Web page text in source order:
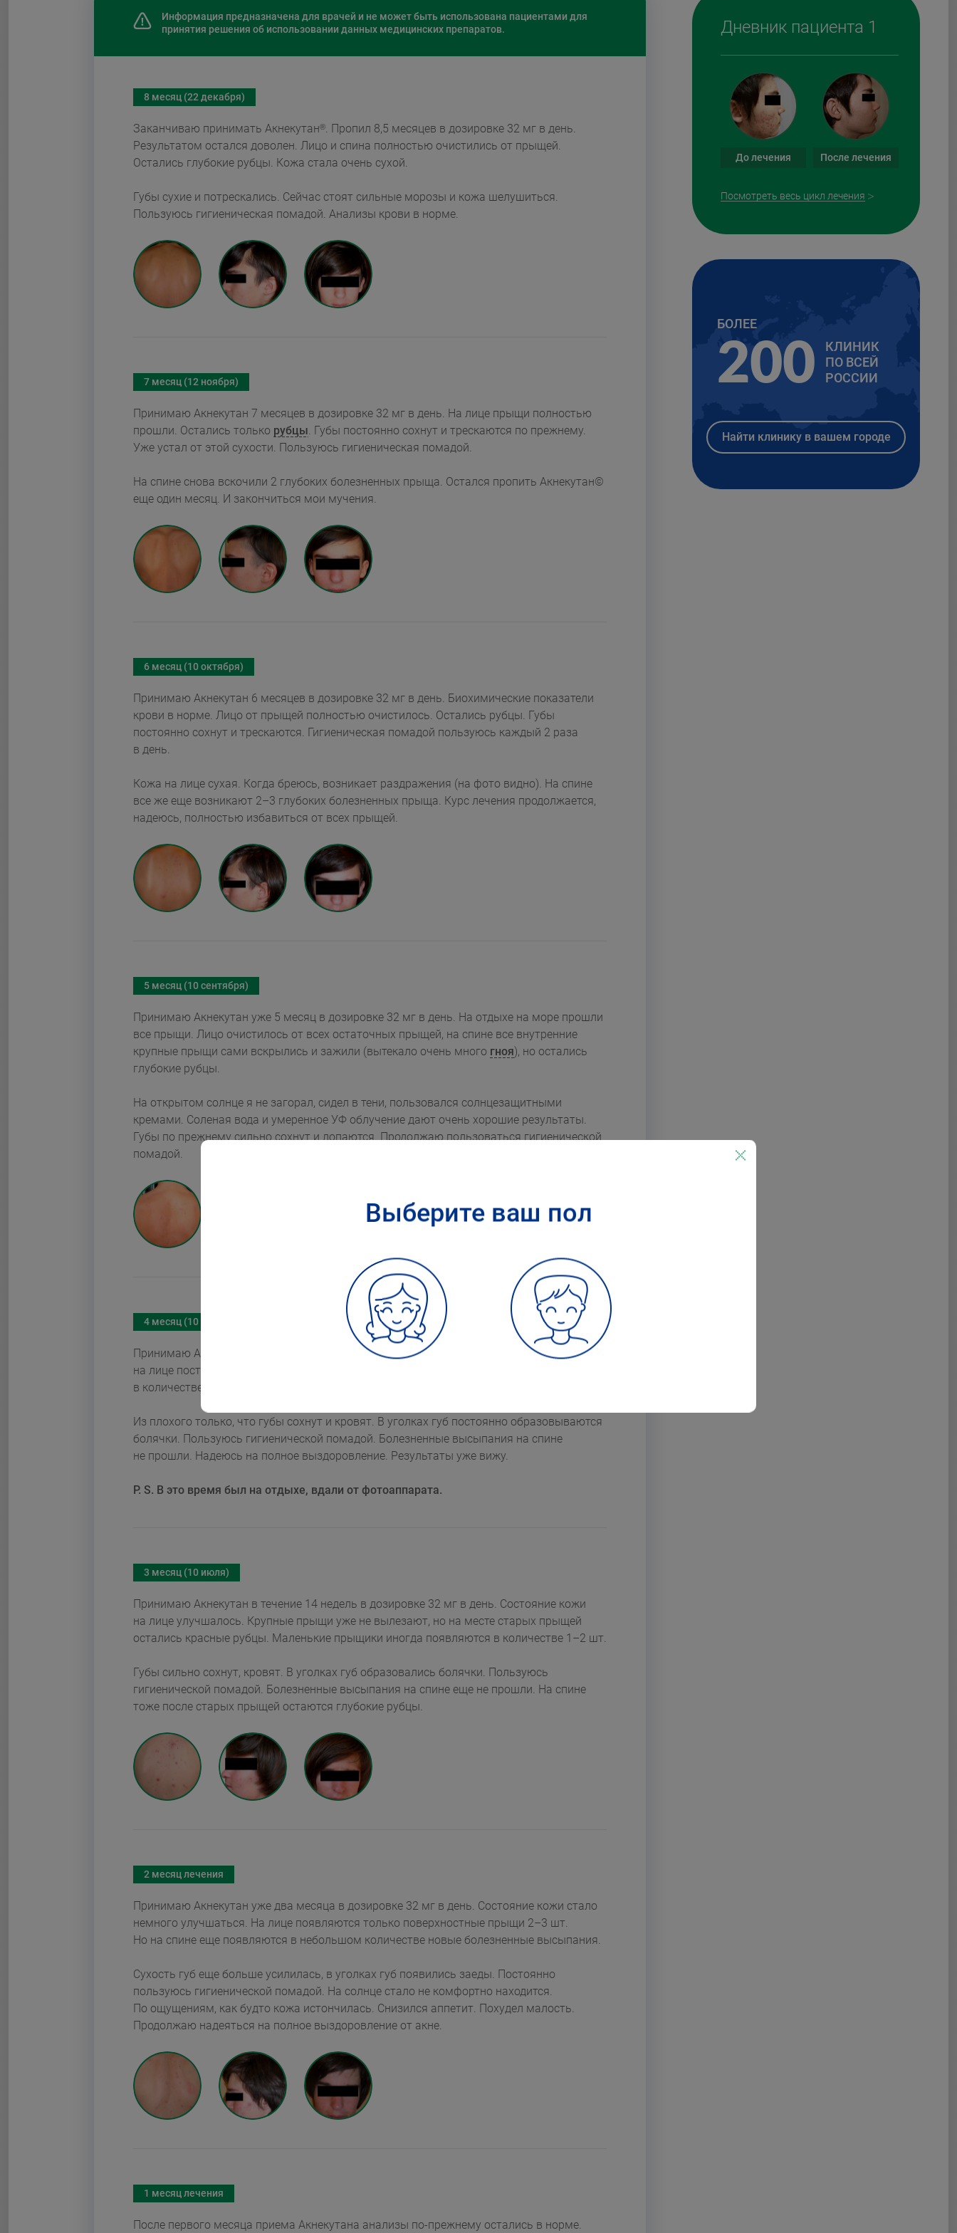
Информация предназначена для врачей и не может быть использована пациентами для
принятия решения об использовании данных медицинских препаратов.
8 месяц (22 декабря)
Заканчиваю принимать Акнекутан®. Пропил 8,5 месяцев в дозировке 32 мг в день.
Результатом остался доволен. Лицо и спина полностью очистились от прыщей.
Остались глубокие рубцы. Кожа стала очень сухой.
Губы сухие и потрескались. Сейчас стоят сильные морозы и кожа шелушиться.
Пользуюсь гигиеническая помадой. Анализы крови в норме.
7 месяц (12 ноября)
Принимаю Акнекутан 7 месяцев в дозировке 32 мг в день. На лице прыщи полностью
прошли. Остались только рубцы. Губы постоянно сохнут и трескаются по прежнему.
Уже устал от этой сухости. Пользуюсь гигиеническая помадой.
На спине снова вскочили 2 глубоких болезненных прыща. Остался пропить Акнекутан©
еще один месяц. И закончиться мои мучения.
6 месяц (10 октября)
Принимаю Акнекутан 6 месяцев в дозировке 32 мг в день. Биохимические показатели
крови в норме. Лицо от прыщей полностью очистилось. Остались рубцы. Губы
постоянно сохнут и трескаются. Гигиеническая помадой пользуюсь каждый 2 раза
в день.
Кожа на лице сухая. Когда бреюсь, возникает раздражения (на фото видно). На спине
все же еще возникают 2–3 глубоких болезненных прыща. Курс лечения продолжается,
надеюсь, полностью избавиться от всех прыщей.
5 месяц (10 сентября)
Принимаю Акнекутан уже 5 месяц в дозировке 32 мг в день. На отдыхе на море прошли
все прыщи. Лицо очистилось от всех остаточных прыщей, на спине все внутренние
крупные прыщи сами вскрылись и зажили (вытекало очень много гноя), но остались
глубокие рубцы.
На открытом солнце я не загорал, сидел в тени, пользовался солнцезащитными
кремами. Соленая вода и умеренное УФ облучение дают очень хорошие результаты.
Губы по прежнему сильно сохнут и лопаются. Продолжаю пользоваться гигиенической
помадой.
4 месяц (10 августа)
Принимаю Акнекутан четвертый месяц в дозировке 32 мг в день. Состояние кожи
на лице постоянно улучшается. Небольшие прыщи все же иногда вылезают
в количестве 1–2 шт.
Из плохого только, что губы сохнут и кровят. В уголках губ постоянно образовываются
болячки. Пользуюсь гигиенической помадой. Болезненные высыпания на спине
не прошли. Надеюсь на полное выздоровление. Результаты уже вижу.
P. S. В это время был на отдыхе, вдали от фотоаппарата.
3 месяц (10 июля)
Принимаю Акнекутан в течение 14 недель в дозировке 32 мг в день. Состояние кожи
на лице улучшалось. Крупные прыщи уже не вылезают, но на месте старых прыщей
остались красные рубцы. Маленькие прыщики иногда появляются в количестве 1–2 шт.
Губы сильно сохнут, кровят. В уголках губ образовались болячки. Пользуюсь
гигиенической помадой. Болезненные высыпания на спине еще не прошли. На спине
тоже после старых прыщей остаются глубокие рубцы.
2 месяц лечения
Принимаю Акнекутан уже два месяца в дозировке 32 мг в день. Состояние кожи стало
немного улучшаться. На лице появляются только поверхностные прыщи 2–3 шт.
Но на спине еще появляются в небольшом количестве новые болезненные высыпания.
Сухость губ еще больше усилилась, в уголках губ появились заеды. Постоянно
пользуюсь гигиенической помадой. На солнце стало не комфортно находится.
По ощущениям, как будто кожа истончилась. Снизился аппетит. Похудел малость.
Продолжаю надеяться на полное выздоровление от акне.
1 месяц лечения
После первого месяца приема Акнекутана анализы по-прежнему остались в норме.
Дневник пациента 1
До лечения После лечения
Посмотреть весь цикл лечения
БОЛЕЕ
200
КЛИНИК
ПО ВСЕЙ
РОССИИ
Найти клинику в вашем городе
Выберите ваш пол